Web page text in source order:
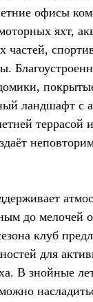
офисы
яхт,
частей,
ландшафт с
террасой
до мелочей
клуб
для
В знойные